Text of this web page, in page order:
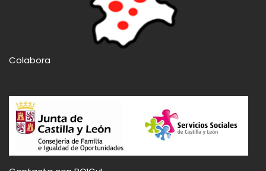
Colabora